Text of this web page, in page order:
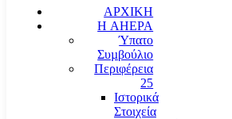
ΑΡΧΙΚΗ
Η AHEPA
Ύπατο
Συµβούλιο
Περιφέρεια
25
Ιστορικά
Στοιχεία